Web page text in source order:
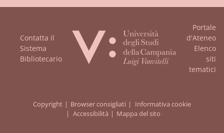
Contatta il
Sistema
Bibliotecario
Portale
d'Ateneo
Elenco
siti
tematici
Copyright Browser consigliati
Informativa cookie
Accessibilità
Mappa del sito